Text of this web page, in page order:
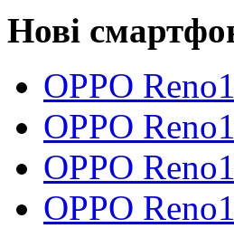
Нові
OPPO
OPPO
OPPO
OPPO